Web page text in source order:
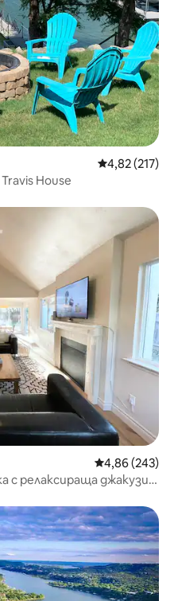
Средна
4,82 (217)
House
Средна
4,86 (243)
с релаксираща джакузи